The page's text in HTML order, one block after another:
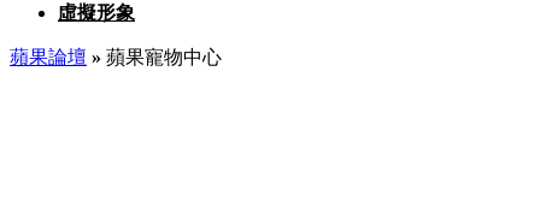
虛擬形象
蘋果論壇 » 蘋果寵物中心